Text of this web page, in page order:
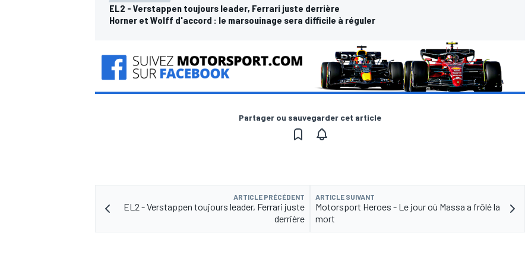
EL2 - Verstappen toujours leader, Ferrari juste derrière
Horner et Wolff d'accord : le marsouinage sera difficile à réguler
Partager ou sauvegarder cet article
ARTICLE PRÉCÉDENT
EL2 - Verstappen toujours leader, Ferrari juste
derrière
ARTICLE SUIVANT
Motorsport Heroes - Le jour où Massa a frôlé la
mort